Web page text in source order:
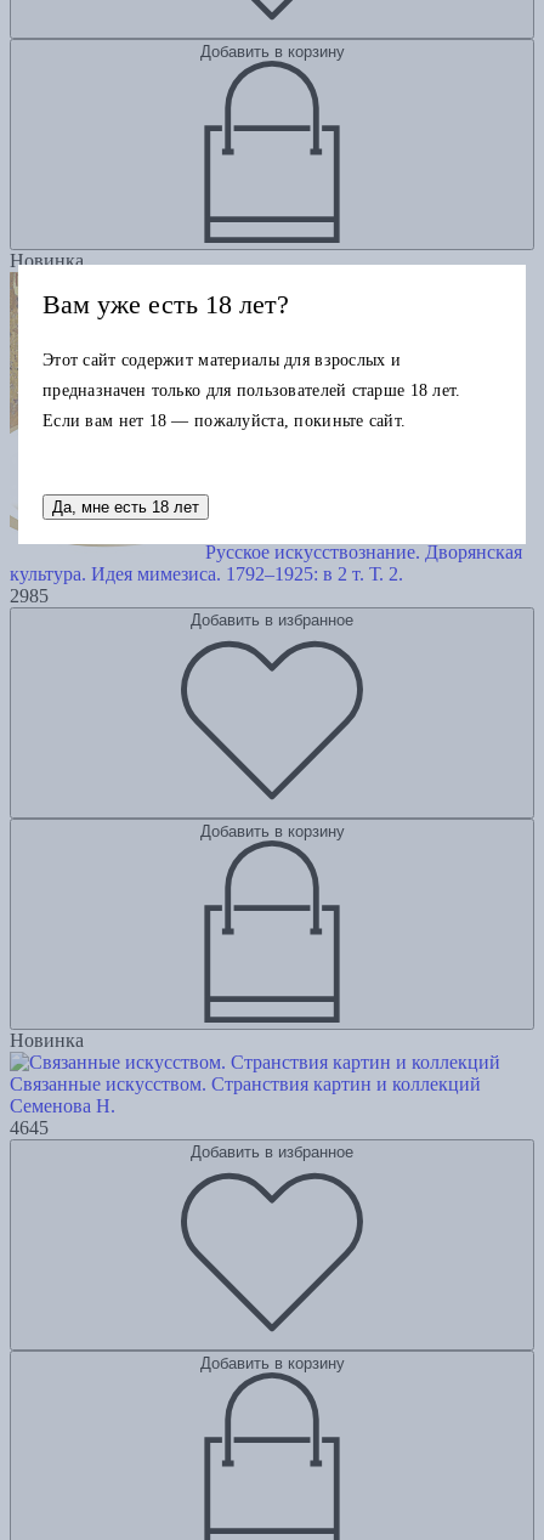
Добавить в корзину
Новинка
Русское искусствознание. Дворянская
культура. Идея мимезиса. 1792–1925: в 2 т. Т. 2.
2985
Добавить в избранное
Добавить в корзину
Новинка
Связанные искусством. Странствия картин и коллекций
Семенова Н.
4645
Добавить в избранное
Добавить в корзину
Вам уже есть 18 лет?
Этот сайт содержит материалы для взрослых и
предназначен только для пользователей старше 18 лет.
Если вам нет 18 — пожалуйста, покиньте сайт.
Да, мне есть 18 лет